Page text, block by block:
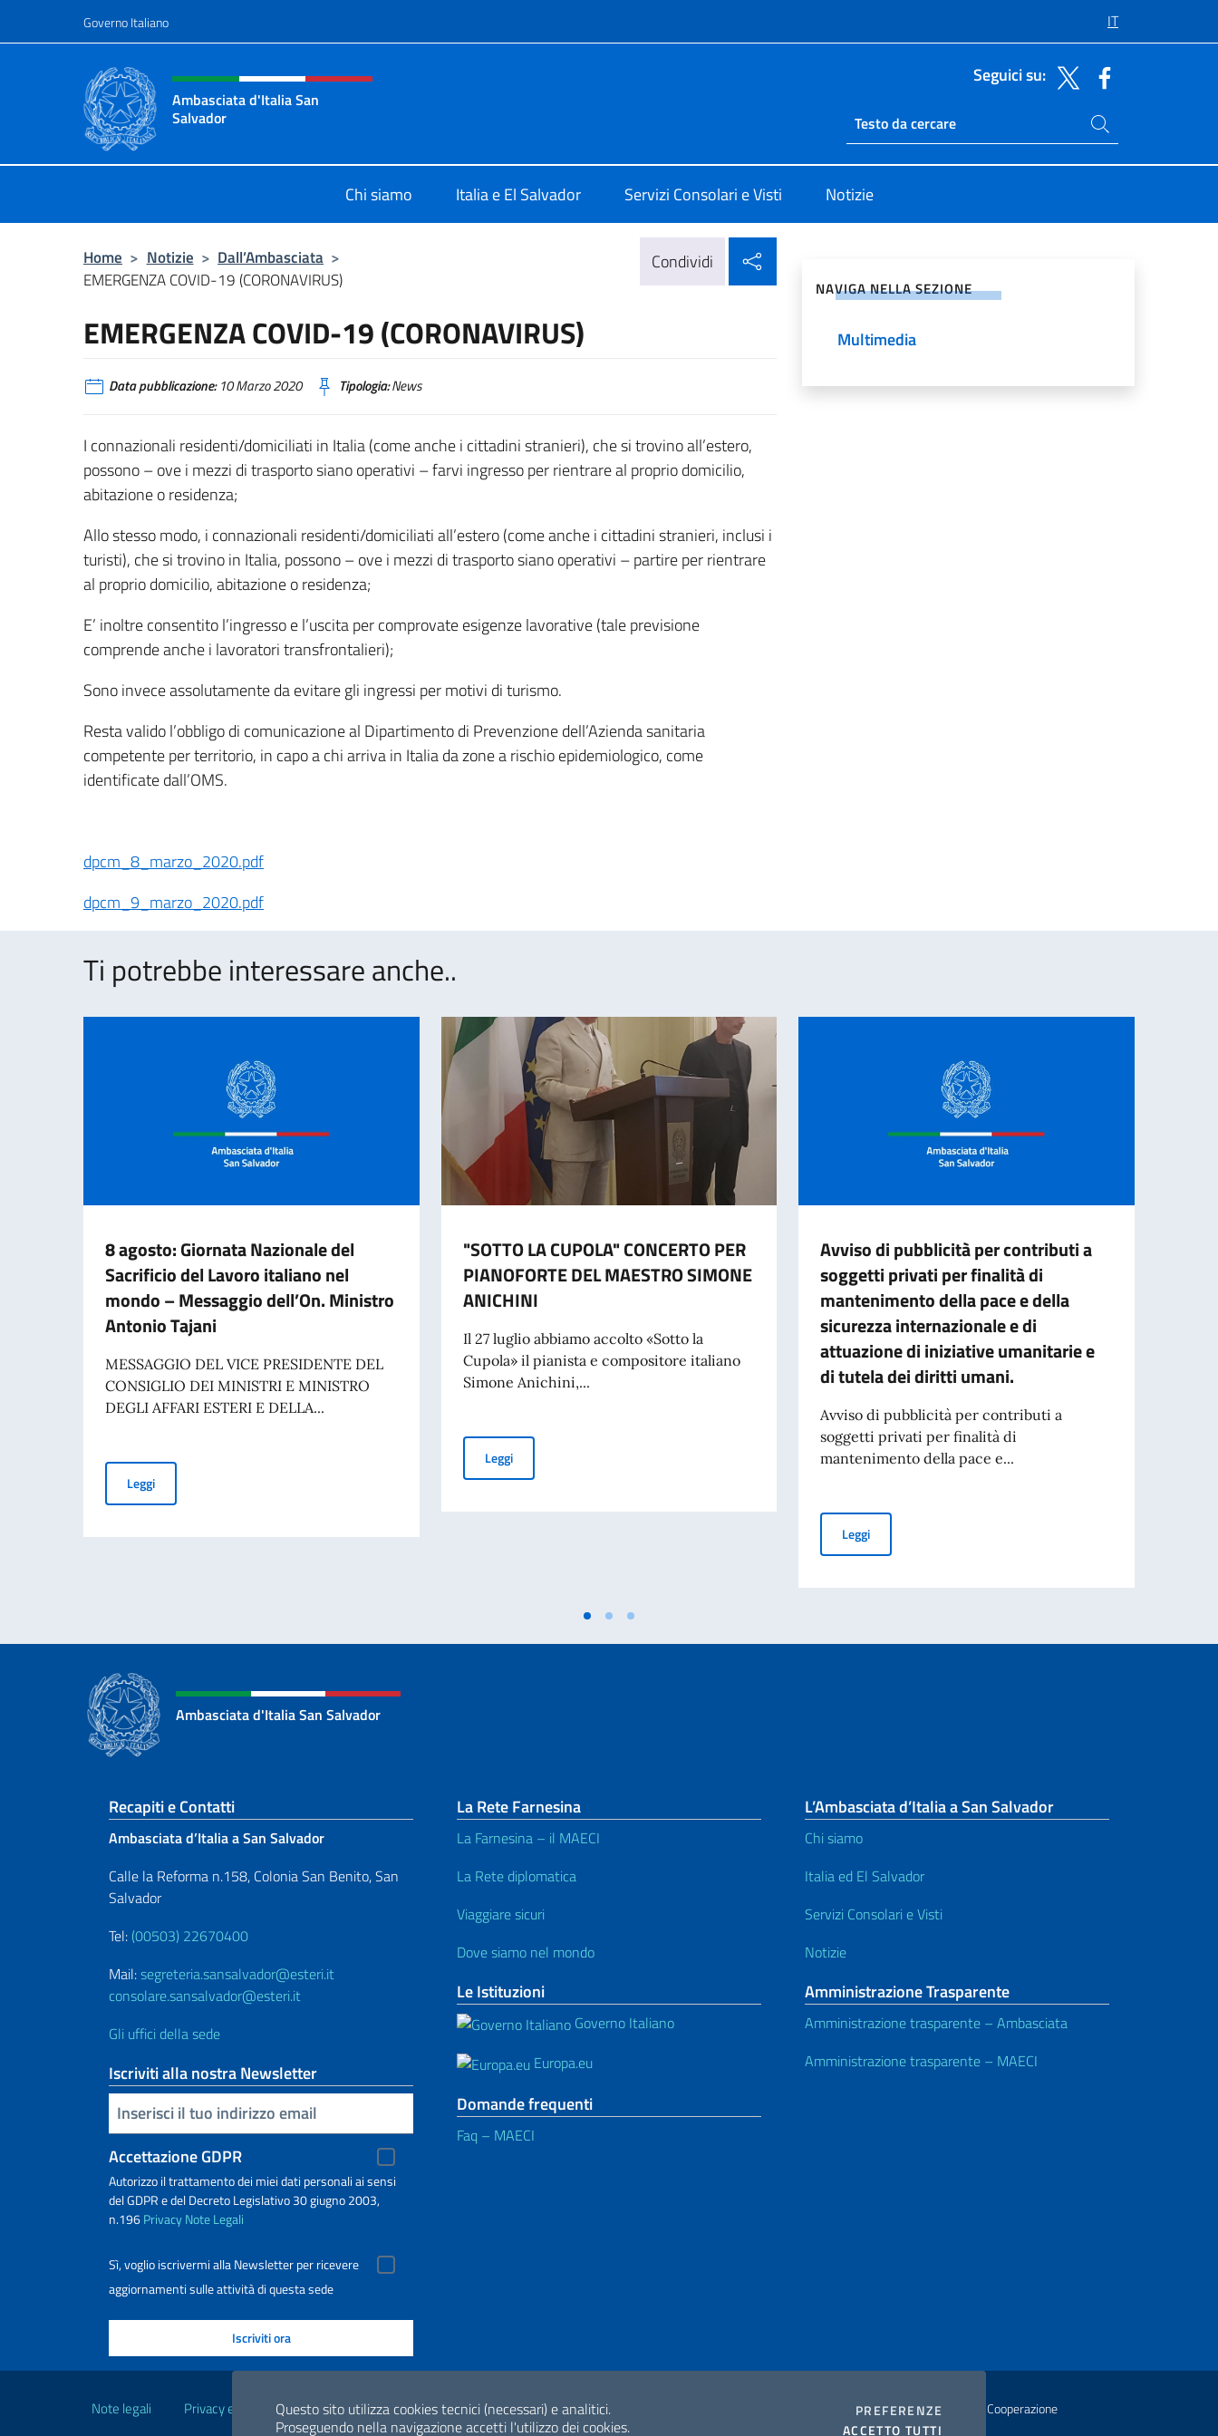
Questo sito utilizza cookies tecnici (necessari) e analitici.
Proseguendo nella navigazione accetti l'utilizzo dei cookies.
PREFERENZE COOKIES
ACCETTO TUTTI
Governo Italiano IT
Intestazione sito, social e menù
Ambasciata d'Italia San
Salvador
Seguici su:
Ricerca sito live
Cerca nel sito
Chi siamo Italia e El Salvador Servizi Consolari e Visti Notizie
Home > Notizie > Dall’Ambasciata >
EMERGENZA COVID-19 (CORONAVIRUS)
Condividi
EMERGENZA COVID-19 (CORONAVIRUS)
Data pubblicazione:10 Marzo 2020 Tipologia:News
I connazionali residenti/domiciliati in Italia (come anche i cittadini stranieri), che si trovino all’estero,
possono – ove i mezzi di trasporto siano operativi – farvi ingresso per rientrare al proprio domicilio,
abitazione o residenza;
Allo stesso modo, i connazionali residenti/domiciliati all’estero (come anche i cittadini stranieri, inclusi i
turisti), che si trovino in Italia, possono – ove i mezzi di trasporto siano operativi – partire per rientrare
al proprio domicilio, abitazione o residenza;
E’ inoltre consentito l’ingresso e l’uscita per comprovate esigenze lavorative (tale previsione
comprende anche i lavoratori transfrontalieri);
Sono invece assolutamente da evitare gli ingressi per motivi di turismo.
Resta valido l’obbligo di comunicazione al Dipartimento di Prevenzione dell’Azienda sanitaria
competente per territorio, in capo a chi arriva in Italia da zone a rischio epidemiologico, come
identificate dall’OMS.
dpcm_8_marzo_2020.pdf
dpcm_9_marzo_2020.pdf
NAVIGA NELLA SEZIONE
Multimedia
Ti potrebbe interessare anche..
8 agosto: Giornata Nazionale del
Sacrificio del Lavoro italiano nel
mondo – Messaggio dell’On. Ministro
Antonio Tajani
MESSAGGIO DEL VICE PRESIDENTE DEL
CONSIGLIO DEI MINISTRI E MINISTRO
DEGLI AFFARI ESTERI E DELLA...
Leggi8 agosto: Giornata Nazionale del Sacrificio del Lavoro italiano nel mondo – Messaggio dell’On. Ministro Antonio Tajani
"SOTTO LA CUPOLA" CONCERTO PER
PIANOFORTE DEL MAESTRO SIMONE
ANICHINI
Il 27 luglio abbiamo accolto «Sotto la
Cupola» il pianista e compositore italiano
Simone Anichini,...
Leggi"SOTTO LA CUPOLA" CONCERTO PER PIANOFORTE DEL MAESTRO SIMONE ANICHINI
Avviso di pubblicità per contributi a
soggetti privati per finalità di
mantenimento della pace e della
sicurezza internazionale e di
attuazione di iniziative umanitarie e
di tutela dei diritti umani.
Avviso di pubblicità per contributi a
soggetti privati per finalità di
mantenimento della pace e...
LeggiAvviso di pubblicità per contributi a soggetti privati per finalità
Ambasciata d'Italia San Salvador
Sezione footer
Recapiti e Contatti
Ambasciata d’Italia a San Salvador
Calle la Reforma n.158, Colonia San Benito, San
Salvador
Tel: (00503) 22670400
Mail:segreteria.sansalvador@esteri.it
consolare.sansalvador@esteri.it
Gli uffici della sede
Iscriviti alla nostra Newsletter
Inserisci la tua email
Accettazione GDPR
Autorizzo il trattamento dei miei dati personali ai sensi
del GDPR e del Decreto Legislativo 30 giugno 2003,
n.196PrivacyNote Legali
Sì, voglio iscrivermi alla Newsletter per ricevere
aggiornamenti sulle attività di questa sede
La Rete Farnesina
La Farnesina – il MAECI
La Rete diplomatica
Viaggiare sicuri
Dove siamo nel mondo
Le Istituzioni
Governo Italiano
Europa.eu
Domande frequenti
Faq – MAECI
L’Ambasciata d’Italia a San Salvador
Chi siamo
Italia ed El Salvador
Servizi Consolari e Visti
Notizie
Amministrazione Trasparente
Amministrazione trasparente – Ambasciata
Amministrazione trasparente – MAECI
Note legali Privacy e cookie policy Dichiarazione di accessibilità
2026 Copyright Ministero degli Affari Esteri e della Cooperazione